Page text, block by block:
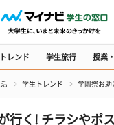
レンド 学生旅行 授業
学生トレンド 学園祭お助
行く! チラシやポ